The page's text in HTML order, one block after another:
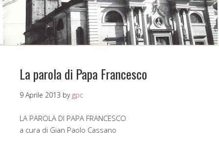
La parola di Papa Francesco
9 Aprile 2013 by gpc
LA PAROLA DI PAPA FRANCESCO
a cura di Gian Paolo Cassano